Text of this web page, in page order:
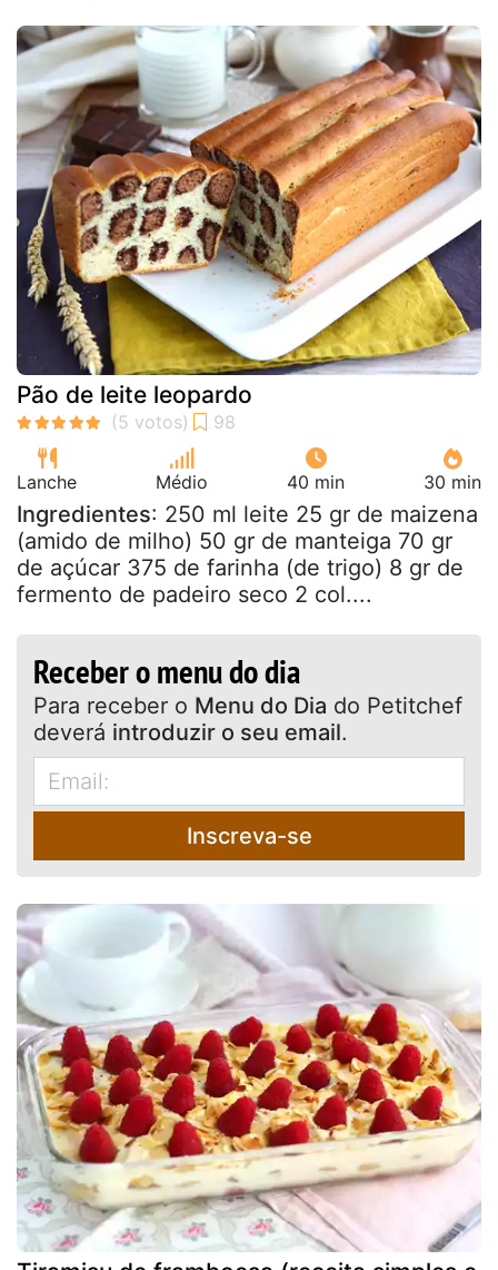
Pão de leite leopardo
Lanche Médio 40 min 30 min
Ingredientes: 250 ml leite 25 gr de maizena
(amido de milho) 50 gr de manteiga 70 gr
de açúcar 375 de farinha (de trigo) 8 gr de
fermento de padeiro seco 2 col....
Receber o menu do dia
Para receber o Menu do Dia do Petitchef
deverá introduzir o seu email.
Inscreva-se